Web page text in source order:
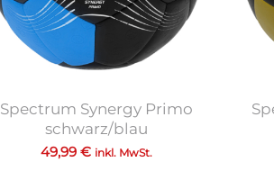
Spectrum Synergy Primo
schwarz/blau
49,99 € inkl. MwSt.